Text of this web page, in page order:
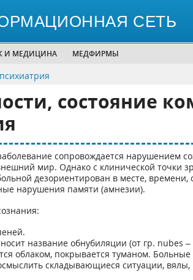
СЕТЬ
И МЕДИЦИНА МЕДФИРМЫ
состояние
сопровождается нарушением
мир. Однако с клинической точки
дезориентирован в месте, времени,
нарушения памяти (амнезии).
название обнубиляции (от гр. nubes –
облаком, покрывается туманом.
складывающиеся ситуации,